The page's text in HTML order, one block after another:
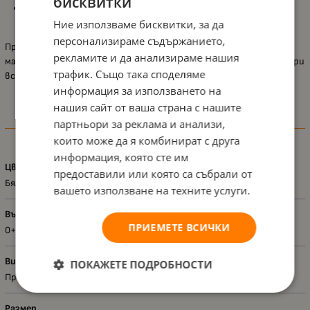
Лесен за поддържане и перящ се
хигиена.
ПротекторътLorelli MattCareе надежден избор за защита на
матрака, като съчетава удобство, практичност и комфорт при
всяка употреба.
Характеристики
Цвят
Бял
Възраст - диапазон
0+
Вид
Протектори за матраци
Ние използваме бисквитки, за да
персонализираме съдържанието,
рекламите и да анализираме нашия
трафик. Също така споделяме
информация за използването на
нашия сайт от ваша страна с нашите
партньори за реклама и анализи,
които може да я комбинират с друга
информация, която сте им
предоставили или която са събрали от
вашето използване на техните услуги.
ПРИЕМЕТЕ ВСИЧКИ
ПОКАЖЕТЕ ПОДРОБНОСТИ